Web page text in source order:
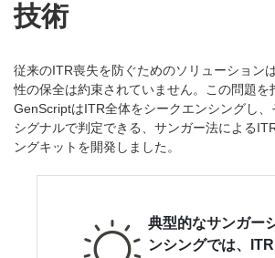
技術
従来のITR喪失を防ぐためのソリューション
性の保全は約束されていません。この問題を
GenScriptはITR全体をシークエンシングし
シグナルで判定できる、サンガー法による
ングキットを開発しました。
典型的なサンガー
ンシングでは、